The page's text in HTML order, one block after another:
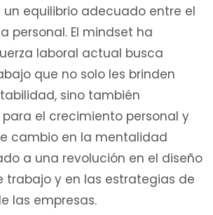
equilibrio adecuado entre el
personal. El mindset ha
laboral actual busca
que no solo les brinden
sino también
el crecimiento personal y
cambio en la mentalidad
a una revolución en el diseño
trabajo y en las estrategias de
las empresas.